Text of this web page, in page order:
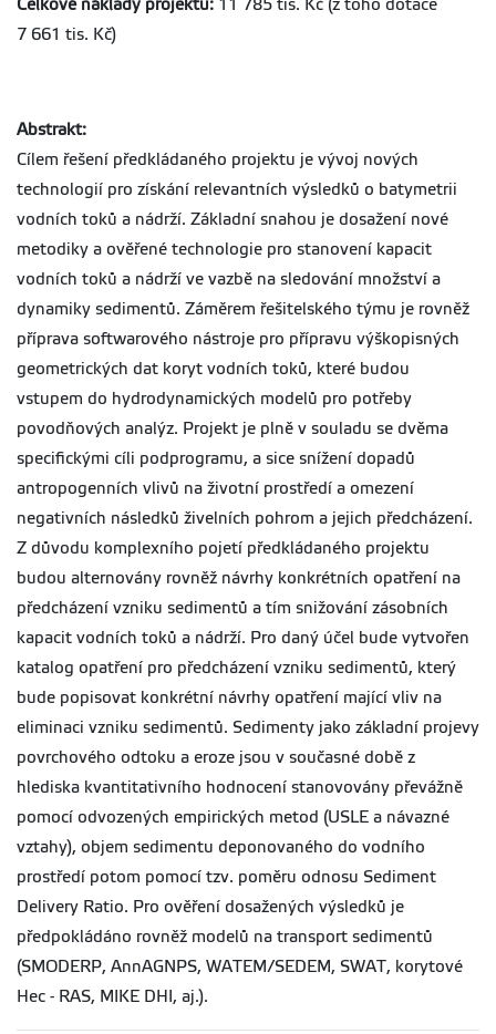
Celkové náklady projektu: 11 785 tis. Kč (z toho dotace
7 661 tis. Kč)
Abstrakt:
Cílem řešení předkládaného projektu je vývoj nových
technologií pro získání relevantních výsledků o batymetrii
vodních toků a nádrží. Základní snahou je dosažení nové
metodiky a ověřené technologie pro stanovení kapacit
vodních toků a nádrží ve vazbě na sledování množství a
dynamiky sedimentů. Záměrem řešitelského týmu je rovněž
příprava softwarového nástroje pro přípravu výškopisných
geometrických dat koryt vodních toků, které budou
vstupem do hydrodynamických modelů pro potřeby
povodňových analýz. Projekt je plně v souladu se dvěma
specifickými cíli podprogramu, a sice snížení dopadů
antropogenních vlivů na životní prostředí a omezení
negativních následků živelních pohrom a jejich předcházení.
Z důvodu komplexního pojetí předkládaného projektu
budou alternovány rovněž návrhy konkrétních opatření na
předcházení vzniku sedimentů a tím snižování zásobních
kapacit vodních toků a nádrží. Pro daný účel bude vytvořen
katalog opatření pro předcházení vzniku sedimentů, který
bude popisovat konkrétní návrhy opatření mající vliv na
eliminaci vzniku sedimentů. Sedimenty jako základní projevy
povrchového odtoku a eroze jsou v současné době z
hlediska kvantitativního hodnocení stanovovány převážně
pomocí odvozených empirických metod (USLE a návazné
vztahy), objem sedimentu deponovaného do vodního
prostředí potom pomocí tzv. poměru odnosu Sediment
Delivery Ratio. Pro ověření dosažených výsledků je
předpokládáno rovněž modelů na transport sedimentů
(SMODERP, AnnAGNPS, WATEM/SEDEM, SWAT, korytové
Hec - RAS, MIKE DHI, aj.).